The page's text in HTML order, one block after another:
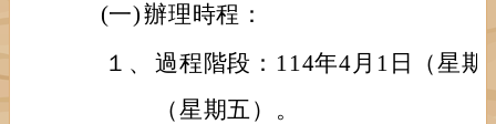
(一)辦理時程：
１、 過程階段：114年4月1日（星期
（星期五）。